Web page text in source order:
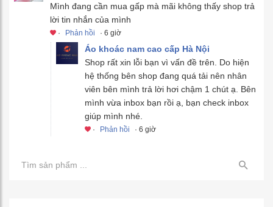
Mình đang cần mua gấp mà mãi không thấy shop trả
lời tin nhắn của mình
· Phản hồi · 6 giờ
Áo khoác nam cao cấp Hà Nội
Shop rất xin lỗi bạn vì vấn đề trên. Do hiện
hệ thống bên shop đang quá tải nên nhân
viên bên mình trả lời hơi chậm 1 chút ạ. Bên
mình vừa inbox bạn rồi ạ, bạn check inbox
giúp mình nhé.
· Phản hồi · 6 giờ